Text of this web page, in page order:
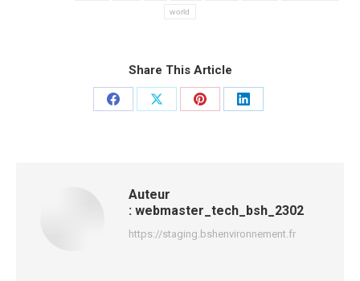
world
Share This Article
PartagerPartagerPartagerPartager
Auteur
: webmaster_tech_bsh_2302
https://staging.bshenvironnement.fr